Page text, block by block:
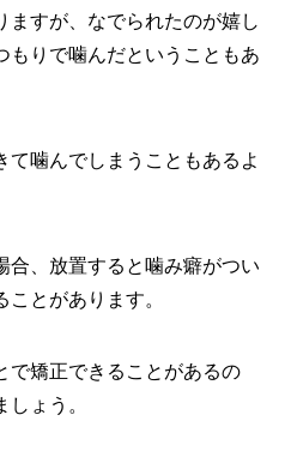
ますが、なでられたのが嬉し
もりで噛んだということもあ
て噛んでしまうこともあるよ
合、放置すると噛み癖がつい
とがあります。
で矯正できることがあるの
ょう。